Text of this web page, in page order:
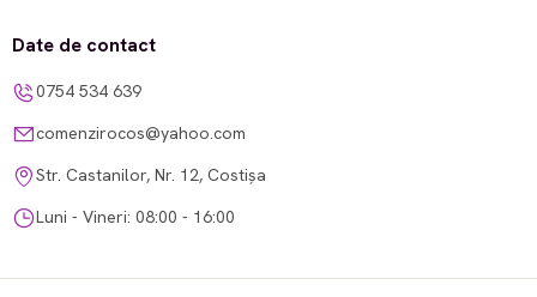
Date de contact
0754 534 639
comenzirocos@yahoo.com
Str. Castanilor, Nr. 12, Costișa
Luni - Vineri: 08:00 - 16:00